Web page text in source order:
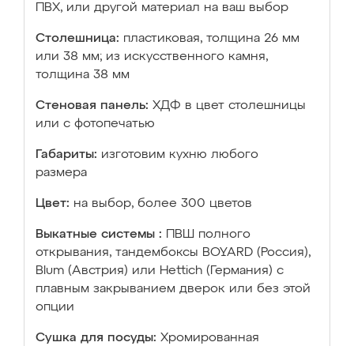
ПВХ, или другой материал на ваш выбор
Столешница: пластиковая, толщина 26 мм
или 38 мм; из искусственного камня,
толщина 38 мм
Стеновая панель: ХДФ в цвет столешницы
или с фотопечатью
Габариты: изготовим кухню любого
размера
Цвет: на выбор, более 300 цветов
Выкатные системы :
ПВШ полного
открывания, тандембоксы BOYARD (Россия),
Blum (Австрия) или Hettich (Германия) с
плавным закрыванием дверок или без этой
опции
Сушка для посуды: Хромированная